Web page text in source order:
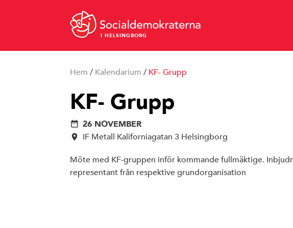
I HELSINGBORG
Hem / Kalendarium / KF- Grupp
KF- Grupp
26 NOVEMBER
IF Metall Kaliforniagatan 3 Helsingborg
Möte med KF-gruppen inför kommande fullmäktige.
representant från respektive grundorganisation